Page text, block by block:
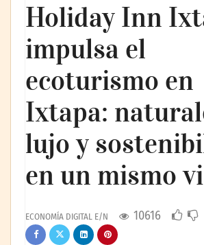
Holiday Inn
impulsa el
ecoturismo en
Ixtapa:
lujo y
en un mismo
ECONOMÍA DIGITAL E/N 10616